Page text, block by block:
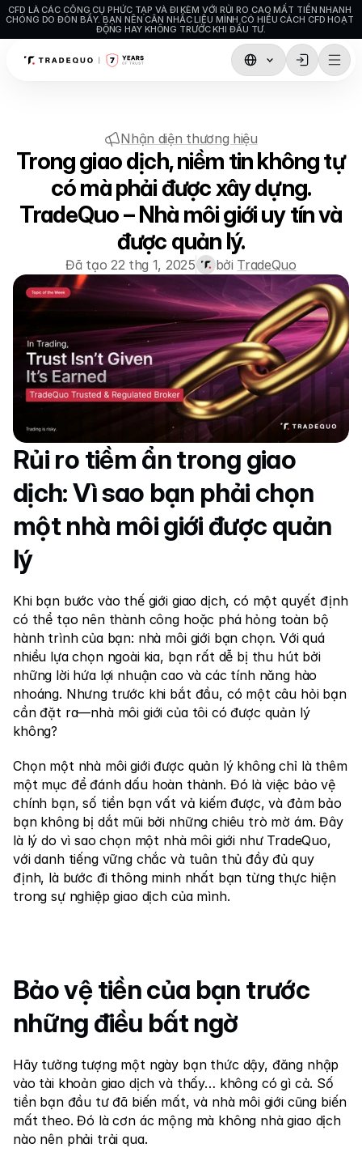
CFD LÀ CÁC CÔNG CỤ PHỨC TẠP VÀ ĐI KÈM VỚI RỦI RO CAO MẤT TIỀN NHANH
CHÓNG DO ĐÒN BẨY. BẠN NÊN CÂN NHẮC LIỆU MÌNH CÓ HIỂU CÁCH CFD HOẠT
ĐỘNG HAY KHÔNG TRƯỚC KHI ĐẦU TƯ.
MetaTrader5
MetaTrader4
Social Trading
Nạp tiền & Rút tiền
Loại tài khoản
Thông số kỹ thuật
Thị trường
Forex
Kim loại
Chỉ số
Cổ phiếu
Năng lượng
Công ty
Introducing Brokers
Câu hỏi thường gặp
Về chúng tôi
Chính sách Quyền riêng tư
Liên hệ chúng tôi
Tài liệu pháp lý
Tuyển dụng
Học tập
Blog
Cẩm nang về đầu tư
Đăng nhậphoặcĐăng ký
Đối tác
Nhận diện thương hiệu
Trong giao dịch, niềm tin không tự
có mà phải được xây dựng.
TradeQuo – Nhà môi giới uy tín và
được quản lý.
Đã tạo 22 thg 1, 2025 bởi TradeQuo
Rủi ro tiềm ẩn trong giao
dịch: Vì sao bạn phải chọn
một nhà môi giới được quản
lý
Khi bạn bước vào thế giới giao dịch, có một quyết định
có thể tạo nên thành công hoặc phá hỏng toàn bộ
hành trình của bạn: nhà môi giới bạn chọn. Với quá
nhiều lựa chọn ngoài kia, bạn rất dễ bị thu hút bởi
những lời hứa lợi nhuận cao và các tính năng hào
nhoáng. Nhưng trước khi bắt đầu, có một câu hỏi bạn
cần đặt ra—nhà môi giới của tôi có được quản lý
không?
Chọn một nhà môi giới được quản lý không chỉ là thêm
một mục để đánh dấu hoàn thành. Đó là việc bảo vệ
chính bạn, số tiền bạn vất vả kiếm được, và đảm bảo
bạn không bị dắt mũi bởi những chiêu trò mờ ám. Đây
là lý do vì sao chọn một nhà môi giới như TradeQuo,
với danh tiếng vững chắc và tuân thủ đầy đủ quy
định, là bước đi thông minh nhất bạn từng thực hiện
trong sự nghiệp giao dịch của mình.
Bảo vệ tiền của bạn trước
những điều bất ngờ
Hãy tưởng tượng một ngày bạn thức dậy, đăng nhập
vào tài khoản giao dịch và thấy… không có gì cả. Số
tiền bạn đầu tư đã biến mất, và nhà môi giới cũng biến
mất theo. Đó là cơn ác mộng mà không nhà giao dịch
nào nên phải trải qua.